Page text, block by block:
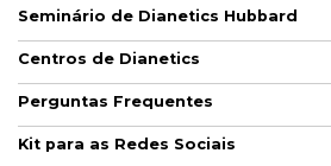
Seminário de Dianetics Hubbard
Centros de Dianetics
Perguntas Frequentes
Kit para as Redes Sociais